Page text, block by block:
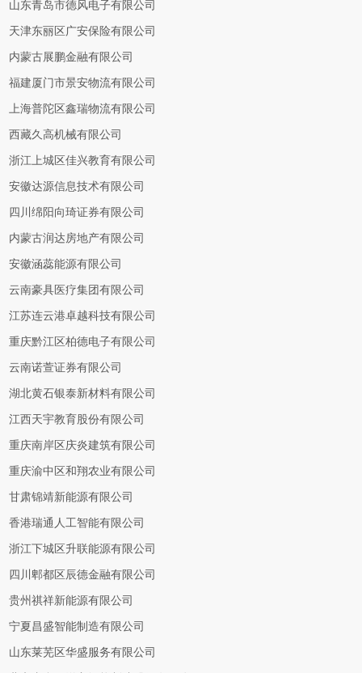
山东青岛市德风电子有限公司
天津东丽区广安保险有限公司
内蒙古展鹏金融有限公司
福建厦门市景安物流有限公司
上海普陀区鑫瑞物流有限公司
西藏久高机械有限公司
浙江上城区佳兴教育有限公司
安徽达源信息技术有限公司
四川绵阳向琦证券有限公司
内蒙古润达房地产有限公司
安徽涵蕊能源有限公司
云南豪具医疗集团有限公司
江苏连云港卓越科技有限公司
重庆黔江区柏德电子有限公司
云南诺萱证券有限公司
湖北黄石银泰新材料有限公司
江西天宇教育股份有限公司
重庆南岸区庆炎建筑有限公司
重庆渝中区和翔农业有限公司
甘肃锦靖新能源有限公司
香港瑞通人工智能有限公司
浙江下城区升联能源有限公司
四川郫都区辰德金融有限公司
贵州祺祥新能源有限公司
宁夏昌盛智能制造有限公司
山东莱芜区华盛服务有限公司